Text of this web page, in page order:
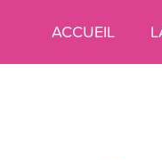
ACCUEIL